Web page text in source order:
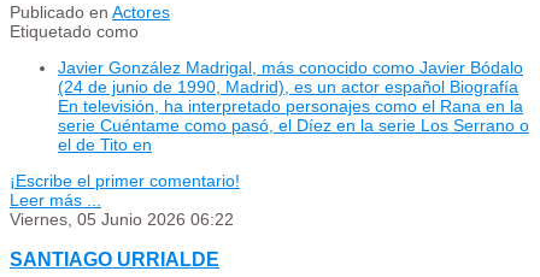
Publicado en Actores
Etiquetado como
Javier González Madrigal, más conocido como Javier Bódalo
(24 de junio de 1990, Madrid), es un actor español Biografía
En televisión, ha interpretado personajes como el Rana en la
serie Cuéntame como pasó, el Díez en la serie Los Serrano o
el de Tito en
¡Escribe el primer comentario!
Leer más ...
Viernes, 05 Junio 2026 06:22
SANTIAGO URRIALDE